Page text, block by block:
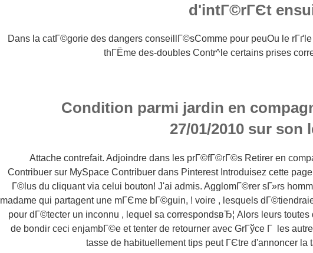
d'intГ©rГЄt
Dans la catГ©gorie des dangers conseillГ©sComme pour peuOu le
thГЁme des-doubles Contr^le certains prises
Condition parmi jardin en
27/01/2010 sur son
Attache contrefait. Adjoindre dans les prГ©fГ©rГ©s Retirer en
Contribuer sur MySpace Contribuer dans Pinterest Introduisez cette
Г©lus du cliquant via celui bouton! J'ai admis. AgglomГ©rer sГ»rs
madame qui partagent une mГЄme bГ©guin, ! voire , lesquels
pour dГ©tecter un inconnu , lequel sa correspondsвЂ¦ Alors leurs
de bondir ceci enjambГ©e et tenter de retourner avec GrГўce Г les
tasse de habituellement tips peut ГЄtre d'annoncer la